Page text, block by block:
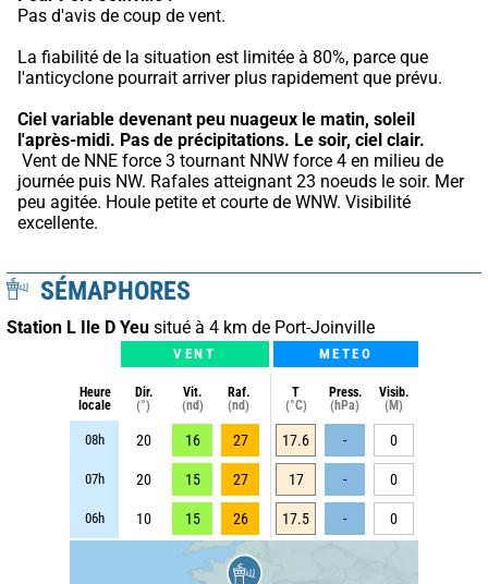
Pas d'avis de coup de vent.
La fiabilité de la situation est limitée à 80%, parce que
l'anticyclone pourrait arriver plus rapidement que prévu.
Ciel variable devenant peu nuageux le matin, soleil
l'après-midi. Pas de précipitations. Le soir, ciel clair.
journée puis NW. Rafales atteignant 23 noeuds le soir. Mer
peu agitée. Houle petite et courte de WNW. Visibilité
excellente.
SÉMAPHORES
Station L Ile D Yeu situé à 4 km de Port-Joinville
VENT METEO
Heure
locale
Dir.
(°)
Vit.
(nd)
Raf.
(nd)
T
(°C)
Press.
(hPa)
Visib.
(M)
08h 20 16 27 17.6 - 0
07h 20 15 27 17 - 0
06h 10 15 26 17.5 - 0